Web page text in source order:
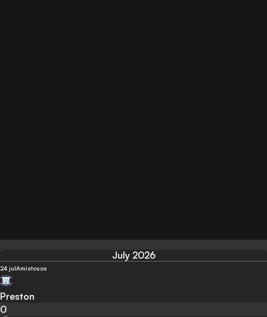
July 2026
24 julAmistosos
Preston
0